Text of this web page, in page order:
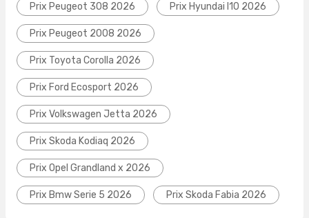
Prix Peugeot 308 2026 Prix Hyundai I10 2026
Prix Peugeot 2008 2026
Prix Toyota Corolla 2026
Prix Ford Ecosport 2026
Prix Volkswagen Jetta 2026
Prix Skoda Kodiaq 2026
Prix Opel Grandland x 2026
Prix Bmw Serie 5 2026 Prix Skoda Fabia 2026